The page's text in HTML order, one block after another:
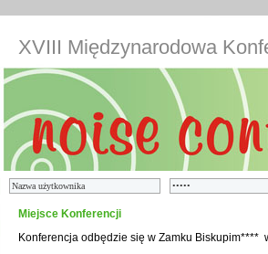
XVIII Międzynarodowa
Miejsce Konferencji
Konferencja odbędzie się w Zamku Biskupim****